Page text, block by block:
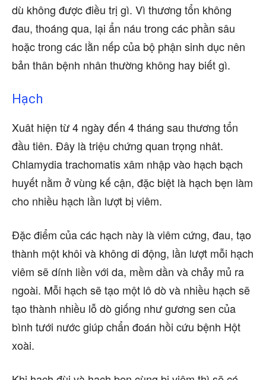
dù không được điều trị gì. Vì thương tổn không
đau, thoáng qua, lại ẩn náu trong các phần sâu
hoặc trong các lằn nếp của bộ phận sinh dục nên
bản thân bệnh nhân thường không hay biết gì.
Hạch
Xuât hiện từ 4 ngày đến 4 tháng sau thương tổn
đầu tiên. Đây là triệu chứng quan trọng nhât.
Chlamydia trachomatis xâm nhập vào hạch bạch
huyết nằm ở vùng kế cận, đặc biệt là hạch bẹn làm
cho nhiều hạch lần lượt bị viêm.
Đặc điểm của các hạch này là viêm cứng, đau, tạo
thành một khôi và không di động, lần lượt mỗi hạch
viêm sẽ dính liền với da, mềm dần và chảy mủ ra
ngoài. Mỗi hạch sẽ tạo một lô dò và nhiều hạch sẽ
tạo thành nhiều lỗ dò giống như gương sen của
bình tưới nước giúp chẩn đoán hồi cứu bệnh Hột
xoài.